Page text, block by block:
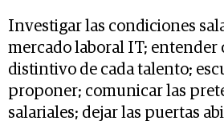
Investigar las condiciones
mercado laboral IT; entender
distintivo de cada talento;
proponer; comunicar las
salariales; dejar las puertas